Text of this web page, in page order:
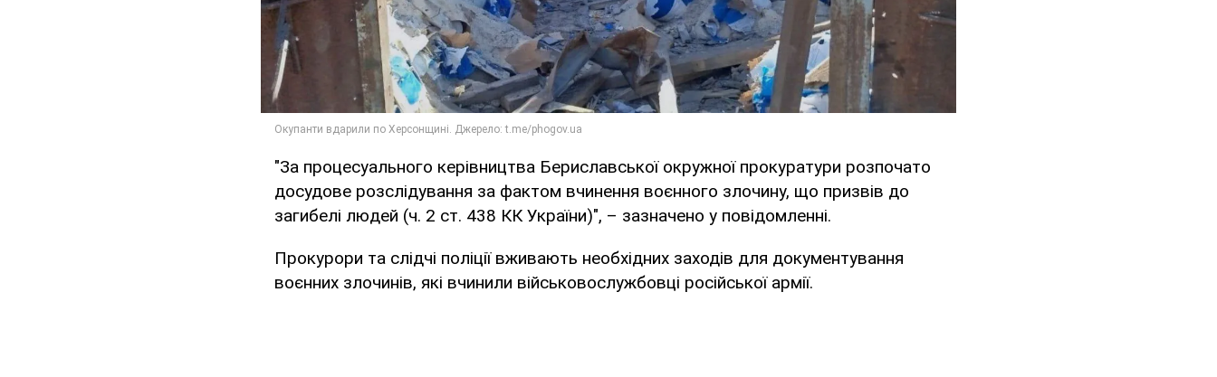
"За процесуального керівництва Бериславської окружної прокуратури розпочато
досудове розслідування за фактом вчинення воєнного злочину, що призвів до
загибелі людей (ч. 2 ст. 438 КК України)", – зазначено у повідомленні.
Прокурори та слідчі поліції вживають необхідних заходів для документування
воєнних злочинів, які вчинили військовослужбовці російської армії.